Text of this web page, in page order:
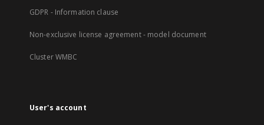
GDPR - Information clause
Non-exclusive license agreement - model document
Cluster WMBC
User's account